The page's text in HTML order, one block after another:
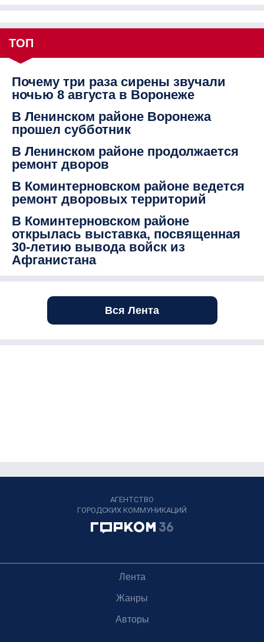
ТОП
Почему три раза сирены звучали
ночью 8 августа в Воронеже
В Ленинском районе Воронежа
прошел субботник
В Ленинском районе продолжается
ремонт дворов
В Коминтерновском районе ведется
ремонт дворовых территорий
В Коминтерновском районе
открылась выставка, посвященная
30-летию вывода войск из
Афганистана
Вся Лента
АГЕНТСТВО
ГОРОДСКИХ КОММУНИКАЦИЙ
Лента
Жанры
Авторы